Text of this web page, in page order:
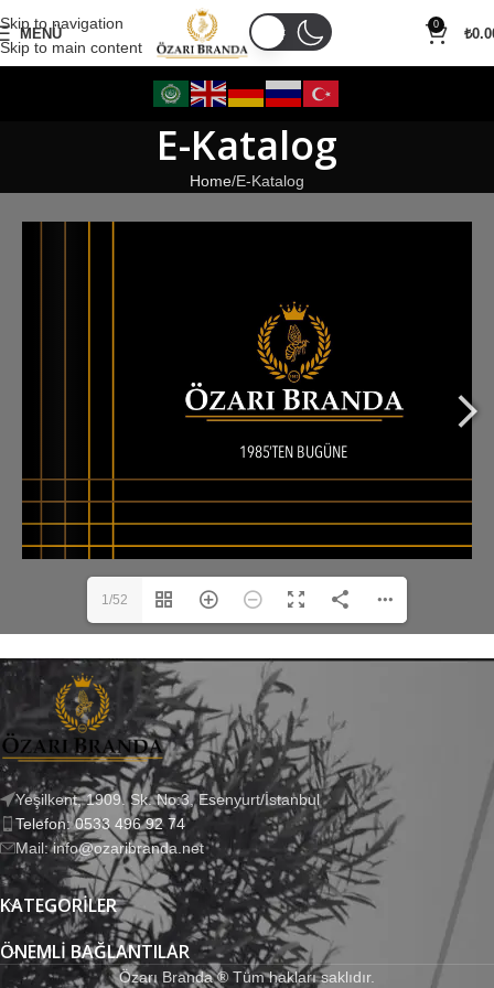
Skip to navigation
Skip to main content
MENÜ
0
₺
E-Katalog
Home E-Katalog
1/52
Yeşilkent, 1909. Sk. No:3, Esenyurt/İstanbul
Telefon: 0533 496 92 74
Mail: info@ozaribranda.net
KATEGORILER
ÖNEMLI BAĞLANTILAR
Özarı Branda ® Tüm hakları saklıdır.